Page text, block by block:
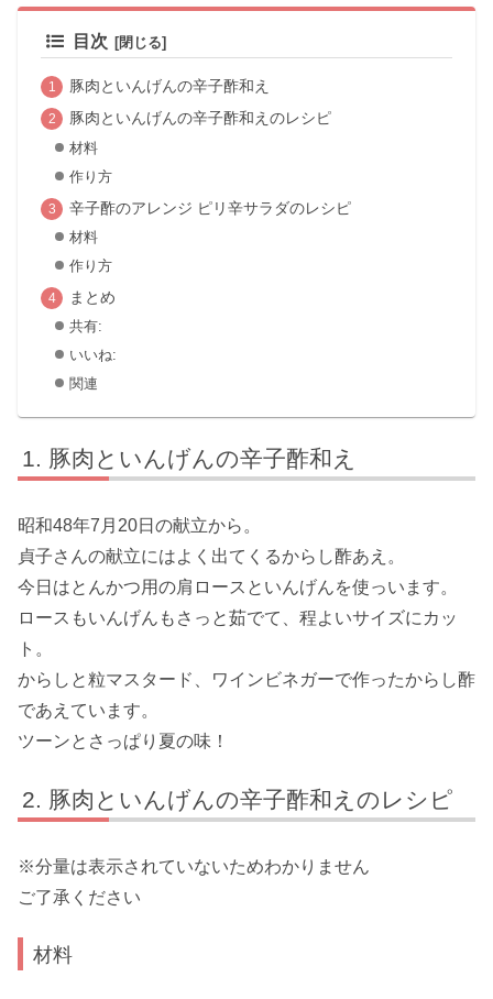
目次
豚肉といんげんの辛子酢和え
豚肉といんげんの辛子酢和えのレシピ
材料
作り方
辛子酢のアレンジ ピリ辛サラダのレシピ
材料
作り方
まとめ
共有:
いいね:
関連
豚肉といんげんの辛子酢和え
昭和48年7月20日の献立から。
貞子さんの献立にはよく出てくるからし酢あえ。
今日はとんかつ用の肩ロースといんげんを使っいます。
ロースもいんげんもさっと茹でて、程よいサイズにカッ
ト。
からしと粒マスタード、ワインビネガーで作ったからし酢
であえています。
ツーンとさっぱり夏の味！
豚肉といんげんの辛子酢和えのレシピ
※分量は表示されていないためわかりません
ご了承ください
材料